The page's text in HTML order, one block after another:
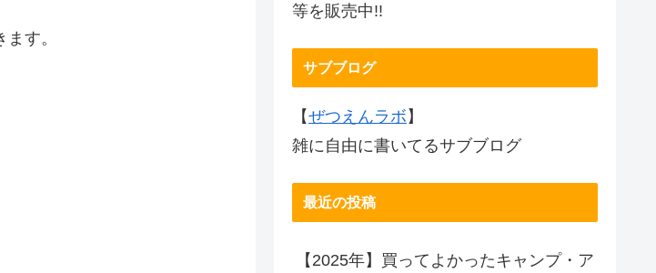
す。
等を販売中!!
サブブログ
【ぜつえんラボ 】
雑に自由に書いてるサブブログ
最近の投稿
【2025年】買ってよかったキャンプ・ア